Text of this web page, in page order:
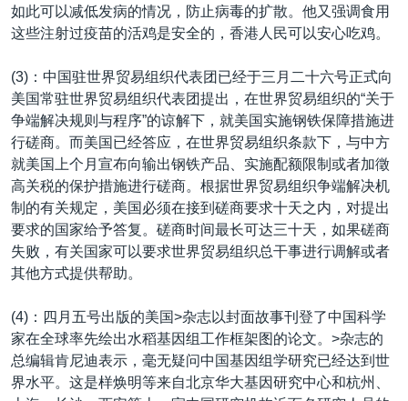
台海两岸关系
南中国海争端
关注西藏
关注新疆
GEN Z 看美国
其他语言网站
如此可以减低发病的情况，防止病毒的扩散。他又强调食用
这些注射过疫苗的活鸡是安全的，香港人民可以安心吃鸡。
(3)：中国驻世界贸易组织代表团已经于三月二十六号正式向
美国常驻世界贸易组织代表团提出，在世界贸易组织的“关于
争端解决规则与程序”的谅解下，就美国实施钢铁保障措施进
行磋商。而美国已经答应，在世界贸易组织条款下，与中方
就美国上个月宣布向输出钢铁产品、实施配额限制或者加徵
高关税的保护措施进行磋商。根据世界贸易组织争端解决机
制的有关规定，美国必须在接到磋商要求十天之内，对提出
要求的国家给予答复。磋商时间最长可达三十天，如果磋商
失败，有关国家可以要求世界贸易组织总干事进行调解或者
其他方式提供帮助。
(4)：四月五号出版的美国>杂志以封面故事刊登了中国科学
家在全球率先绘出水稻基因组工作框架图的论文。>杂志的
总编辑肯尼迪表示，毫无疑问中国基因组学研究已经达到世
界水平。这是样焕明等来自北京华大基因研究中心和杭州、